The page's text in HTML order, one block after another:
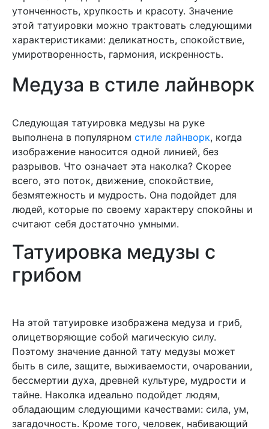
утонченность, хрупкость и красоту. Значение
этой татуировки можно трактовать следующими
характеристиками: деликатность, спокойствие,
умиротворенность, гармония, искренность.
Медуза в стиле лайнворк
Следующая татуировка медузы на руке
выполнена в популярном стиле лайнворк, когда
изображение наносится одной линией, без
разрывов. Что означает эта наколка? Скорее
всего, это поток, движение, спокойствие,
безмятежность и мудрость. Она подойдет для
людей, которые по своему характеру спокойны и
считают себя достаточно умными.
Татуировка медузы с
грибом
На этой татуировке изображена медуза и гриб,
олицетворяющие собой магическую силу.
Поэтому значение данной тату медузы может
быть в силе, защите, выживаемости, очаровании,
бессмертии духа, древней культуре, мудрости и
тайне. Наколка идеально подойдет людям,
обладающим следующими качествами: сила, ум,
загадочность. Кроме того, человек, набивающий